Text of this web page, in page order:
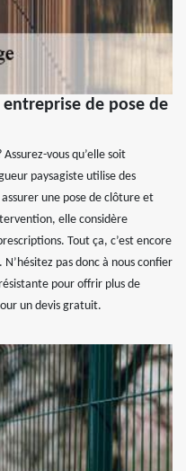
de pose de
vous qu’elle soit
paysagiste utilise des
une pose de clôture et
elle considère
Tout ça, c’est encore
pas donc à nous confier
pour offrir plus de
un devis gratuit.